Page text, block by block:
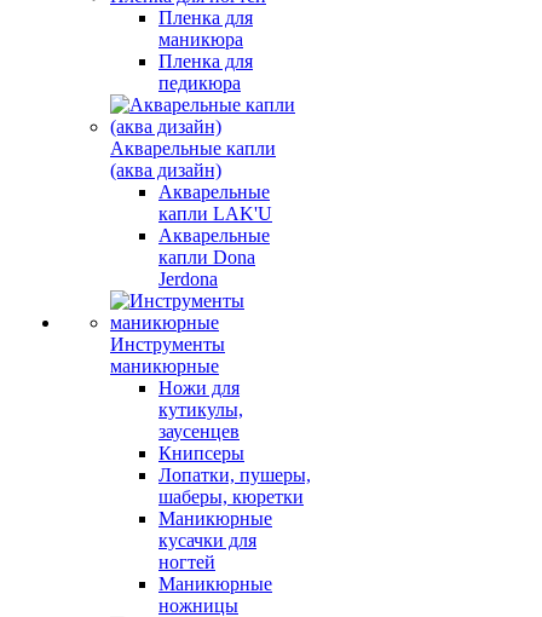
Пленка для
маникюра
Пленка для
педикюра
Акварельные капли
(аква дизайн)
Акварельные
капли LAK'U
Акварельные
капли Dona
Jerdona
Инструменты
маникюрные
Ножи для
кутикулы,
заусенцев
Книпсеры
Лопатки, пушеры,
шаберы, кюретки
Маникюрные
кусачки для
ногтей
Маникюрные
ножницы